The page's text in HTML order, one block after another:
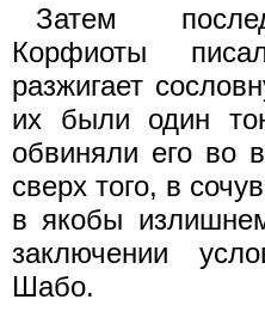
Затем
Корфиоты
разжигает
их были один
обвиняли его во
сверх того, в
в якобы
заключении
Шабо.